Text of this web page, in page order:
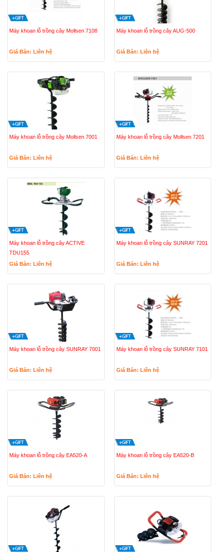
Máy khoan lỗ trồng cây Mollsen 7108
Giá Bán: Liên hệ
Máy khoan lỗ trồng cây AUG-500
Giá Bán: Liên hệ
Máy khoan lỗ trồng cây Mollsen 7001
Giá Bán: Liên hệ
Máy khoan lỗ trồng cây Mollsen 7201
Giá Bán: Liên hệ
Máy khoan lỗ trồng cây ACTIVE
TDU155
Giá Bán: Liên hệ
Máy khoan lỗ trồng cây SUNRAY 7201
Giá Bán: Liên hệ
Máy khoan lỗ trồng cây SUNRAY 7001
Giá Bán: Liên hệ
Máy khoan lỗ trồng cây SUNRAY 7101
Giá Bán: Liên hệ
Máy khoan lỗ trồng cây EA520-A
Giá Bán: Liên hệ
Máy khoan lỗ trồng cây EA520-B
Giá Bán: Liên hệ